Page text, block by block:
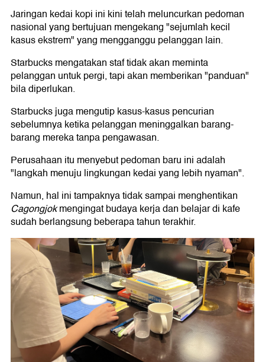
Jaringan kedai kopi ini kini telah meluncurkan pedoman
nasional yang bertujuan mengekang "sejumlah kecil
kasus ekstrem" yang mengganggu pelanggan lain.
Starbucks mengatakan staf tidak akan meminta
pelanggan untuk pergi, tapi akan memberikan "panduan"
bila diperlukan.
Starbucks juga mengutip kasus-kasus pencurian
sebelumnya ketika pelanggan meninggalkan barang-
barang mereka tanpa pengawasan.
Perusahaan itu menyebut pedoman baru ini adalah
"langkah menuju lingkungan kedai yang lebih nyaman".
Namun, hal ini tampaknya tidak sampai menghentikan
Cagongjokmengingat budaya kerja dan belajar di kafe
sudah berlangsung beberapa tahun terakhir.